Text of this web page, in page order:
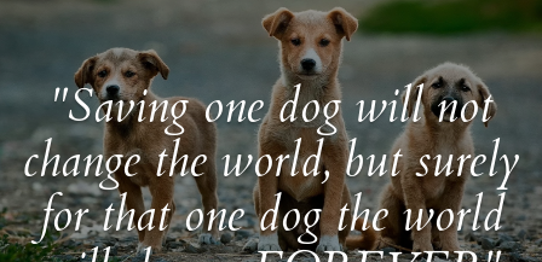
"Saving one dog will not
change the world, but surely
for that one dog the world